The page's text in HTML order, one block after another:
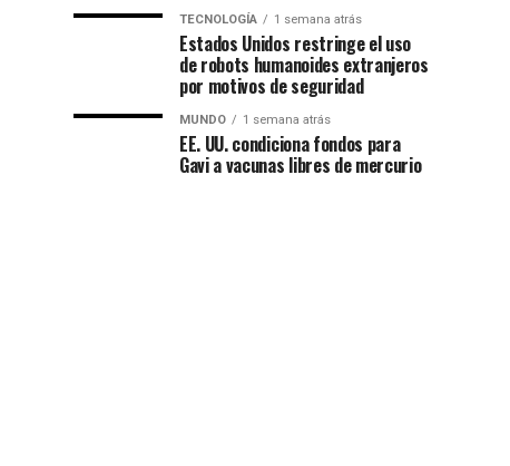
TECNOLOGÍA 1 semana atrás
Estados Unidos restringe el uso
de robots humanoides extranjeros
por motivos de seguridad
MUNDO 1 semana atrás
EE. UU. condiciona fondos para
Gavi a vacunas libres de mercurio